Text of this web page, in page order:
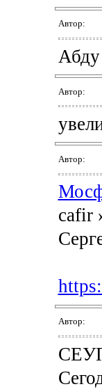
Автор:
Автор:
Автор:
cafir
Автор: